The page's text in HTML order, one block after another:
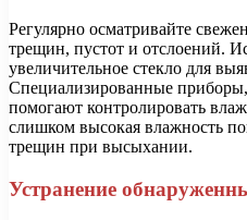
Регулярно осматривайте
трещин, пустот и отслоений.
увеличительное стекло для
Специализированные
помогают контролировать
слишком высокая влажность
трещин при высыхании.
Устранение